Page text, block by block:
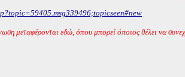
μεταφέρονται εδώ, όπου μπορεί όποιος θέλει να